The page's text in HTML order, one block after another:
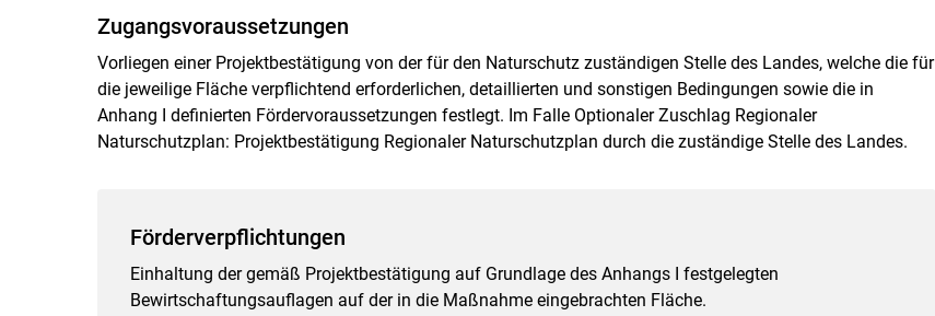
Zugangsvoraussetzungen
Vorliegen einer Projektbestätigung von der für den Naturschutz zuständigen Stelle des Landes, welche die für
die jeweilige Fläche verpflichtend erforderlichen, detaillierten und sonstigen Bedingungen sowie die in
Anhang I definierten Fördervoraussetzungen festlegt. Im Falle Optionaler Zuschlag Regionaler
Naturschutzplan: Projektbestätigung Regionaler Naturschutzplan durch die zuständige Stelle des Landes.
Förderverpflichtungen
Einhaltung der gemäß Projektbestätigung auf Grundlage des Anhangs I festgelegten
Bewirtschaftungsauflagen auf der in die Maßnahme eingebrachten Fläche.